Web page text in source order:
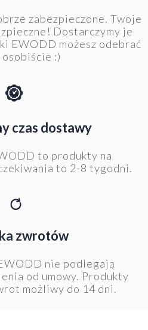
zabezpieczone. Twoje
Dostarczymy je
EWODD możesz odebrać
osobiście :)
czas dostawy
to produkty na
to 2-8 tygodni.
zwrotów
nie podlegają
od umowy. Produkty
możliwy do 14 dni.